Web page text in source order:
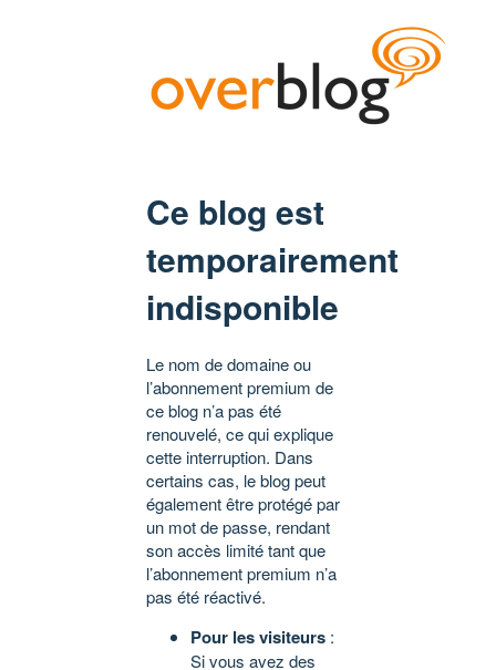
Ce blog est
temporairement
indisponible
Le nom de domaine ou
l’abonnement premium de
ce blog n’a pas été
renouvelé, ce qui explique
cette interruption. Dans
certains cas, le blog peut
également être protégé par
un mot de passe, rendant
son accès limité tant que
l’abonnement premium n’a
pas été réactivé.
Pour les visiteurs :
Si vous avez des